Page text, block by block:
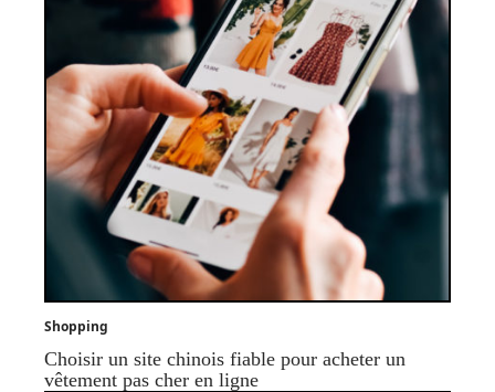
Shopping
Choisir un site chinois fiable pour acheter un
vêtement pas cher en ligne